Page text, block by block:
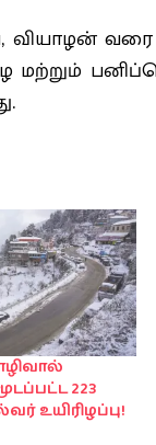
வரை
223
உயிரிழப்பு!